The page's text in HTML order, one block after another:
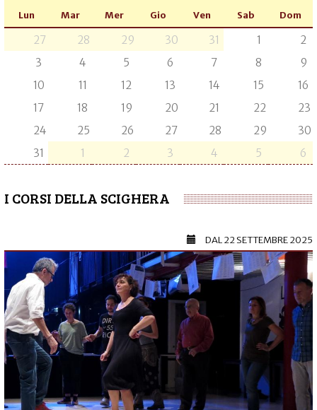
Lun Mar Mer Gio Ven Sab Dom
27 28 29 30 31 1
2
3
4 5 6 7 8
9
10
11 12 13 14 15
16
17
18 19 20 21 22
23
24
25 26 27 28 29
30
31
1 2 3 4 5 6
I CORSI DELLA SCIGHERA
DAL22 SETTEMBRE 2025